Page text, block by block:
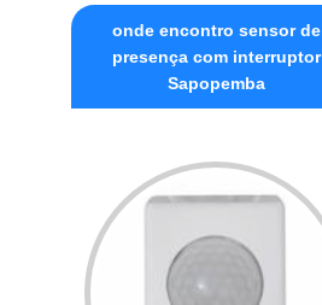
onde encontro sensor de
presença com interruptor
Sapopemba